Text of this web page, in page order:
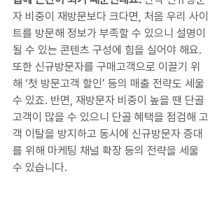
자 비중이 재방문보다 크다면, 처음 우리 사이
트를 방문해 정보가 부족할 수 있으니 설명이
될 수 있는 콘텐츠 구성에 힘을 실어야 해요.
또한 신규방문자를 구매고객으로 이끌기 위
해 ‘첫 방문고객 할인’ 등의 매출 전략도 세울
수 있죠. 반면, 재방문자 비중이 높을 땐 단골
고객이 많을 수 있으니 단골 혜택을 점검해 고
객 이탈을 방지하고 동시에 신규방문자 증대
를 위해 마케팅 채널 확장 등의 전략을 세울
수 있습니다.